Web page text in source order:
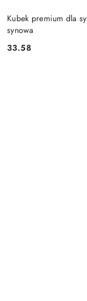
Kubek premium dla
synowa
Cena:
33.58